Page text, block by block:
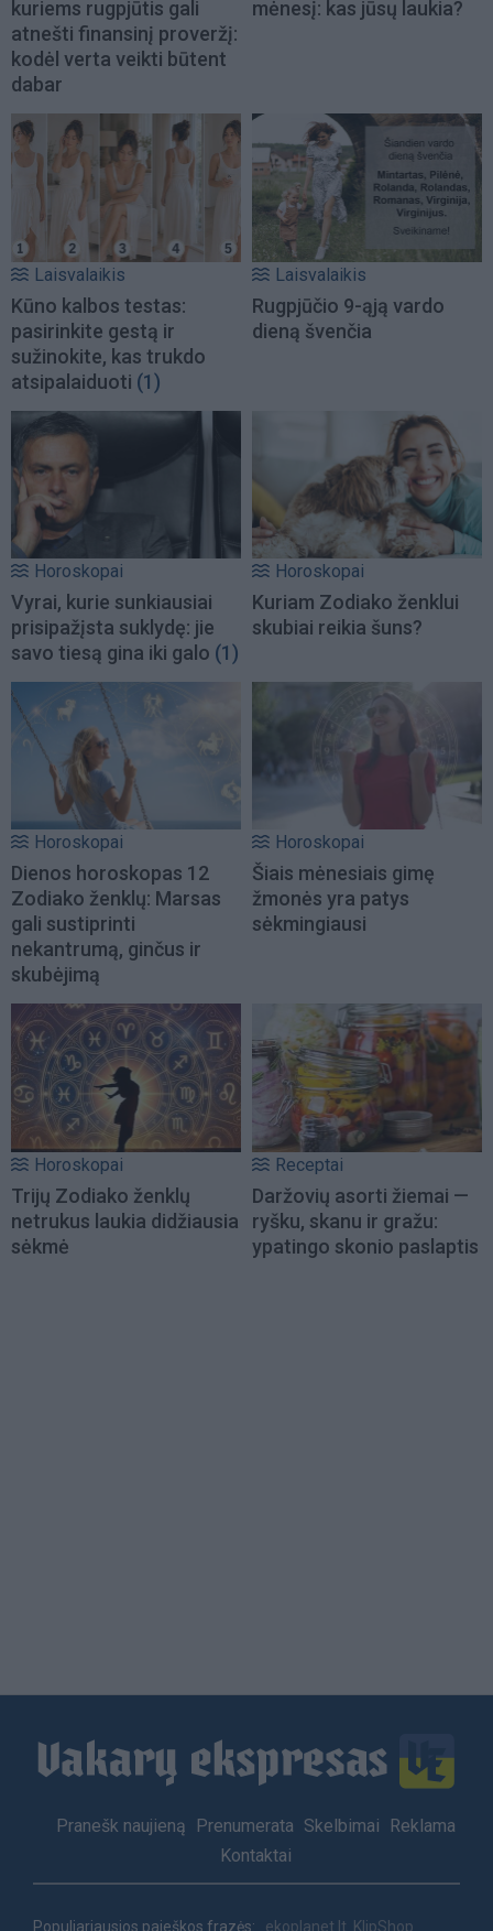
kuriems rugpjūtis gali
atnešti finansinį proveržį:
kodėl verta veikti būtent
dabar
mėnesį: kas jūsų laukia?
Laisvalaikis
Kūno kalbos testas:
pasirinkite gestą ir
sužinokite, kas trukdo
atsipalaiduoti (1)
Laisvalaikis
Rugpjūčio 9-ąją vardo
dieną švenčia
Horoskopai
Vyrai, kurie sunkiausiai
prisipažįsta suklydę: jie
savo tiesą gina iki galo (1)
Horoskopai
Kuriam Zodiako ženklui
skubiai reikia šuns?
Horoskopai
Dienos horoskopas 12
Zodiako ženklų: Marsas
gali sustiprinti
nekantrumą, ginčus ir
skubėjimą
Horoskopai
Šiais mėnesiais gimę
žmonės yra patys
sėkmingiausi
Horoskopai
Trijų Zodiako ženklų
netrukus laukia didžiausia
sėkmė
Receptai
Daržovių asorti žiemai —
ryšku, skanu ir gražu:
ypatingo skonio paslaptis
Footer
Pranešk naujieną Prenumerata Skelbimai
Reklama
Kontaktai
Populiariausios paieškos frazės: ekoplanet.lt KlipShop